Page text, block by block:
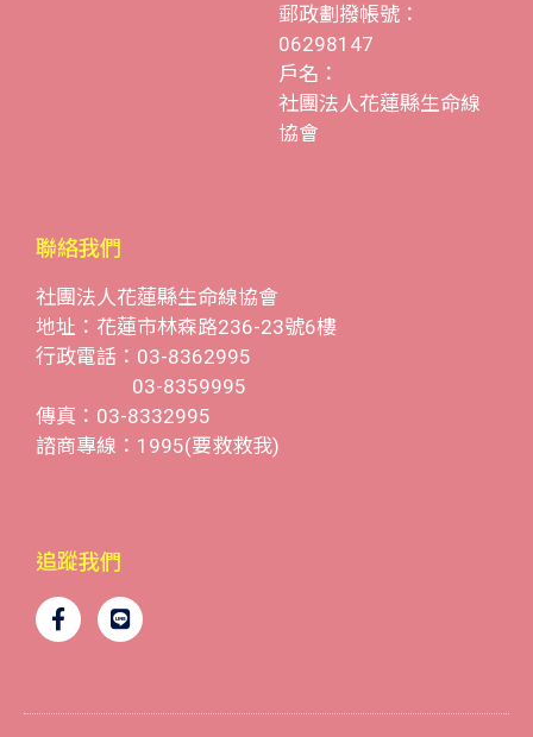
郵政劃撥帳號：
06298147
戶名：
社團法人花蓮縣生命線
協會
聯絡我們
社團法人花蓮縣生命線協會
地址：花蓮市林森路236-23號6樓
行政電話：03-8362995
03-8359995
傳真：03-8332995
諮商專線：1995(要救救我)
追蹤我們